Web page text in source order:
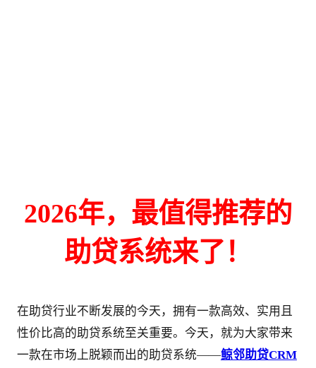
2026年，最值得推荐的
助贷系统来了！
在助贷行业不断发展的今天，拥有一款高效、实用且
性价比高的助贷系统至关重要。今天，就为大家带来
一款在市场上脱颖而出的助贷系统——鲸邻助贷CRM